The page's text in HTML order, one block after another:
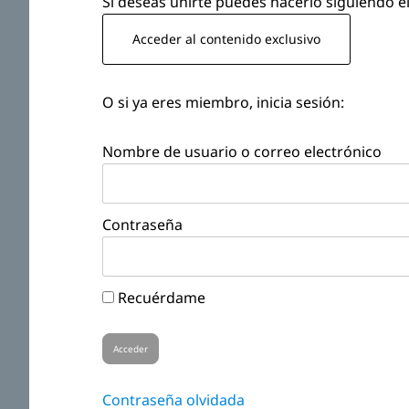
Acceder al contenido exclusivo
O si ya eres miembro, inicia sesión:
Nombre de usuario o correo electrónico
Contraseña
Recuérdame
Contraseña olvidada